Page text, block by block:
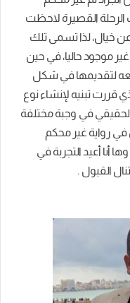
الرحلة القصيرة لاحظت
عن خيال، لذا تسمى تلك
غير موجود حاليا، في حين
لتقديمها في شكل
قررت تبنيه لإنشاء نوع
في وجبة مختلفة
رواية غير محكم
أنا أعيد التجربة في
تنال القبول .